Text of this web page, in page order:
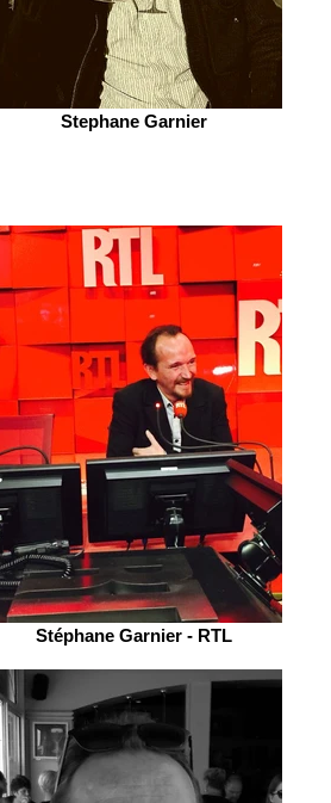
Stephane Garnier
Stéphane Garnier - RTL